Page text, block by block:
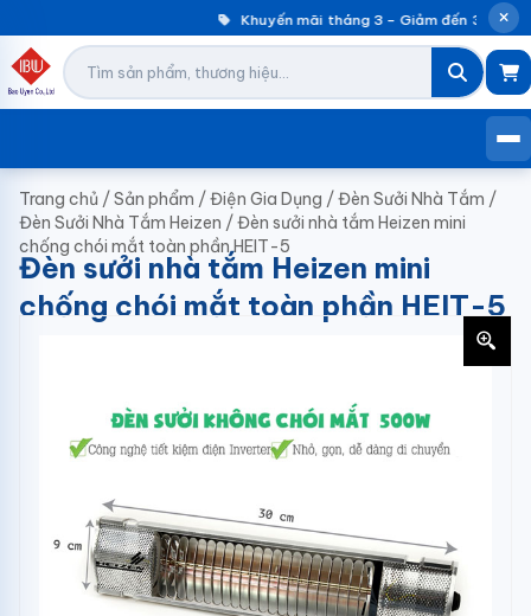
Khuyến mãi tháng 3 – Giảm đến 30%
Trang chủ /Sản phẩm /Điện Gia Dụng /Đèn Sưởi Nhà Tắm /
Đèn Sưởi Nhà Tắm Heizen /Đèn sưởi nhà tắm Heizen mini
chống chói mắt toàn phần HEIT-5
Đèn sưởi nhà tắm Heizen mini
chống chói mắt toàn phần HEIT-5